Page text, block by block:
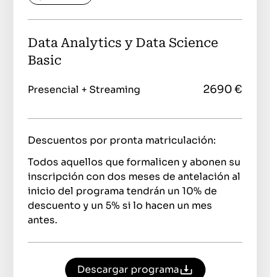
Data Analytics y Data Science
Basic
Presencial + Streaming 2690 €
Descuentos por pronta matriculación:
Todos aquellos que formalicen y abonen su
inscripción con dos meses de antelación al
inicio del programa tendrán un 10% de
descuento y un 5% si lo hacen un mes
antes.
Descargar programa